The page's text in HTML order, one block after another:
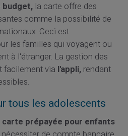
budget,la carte offre des
comme la possibilité de
Ceci est
les familles qui voyagent ou
à l'étranger. La gestion des
facilement via l'appli,rendant
tous les adolescents
carte prépayée pour enfants